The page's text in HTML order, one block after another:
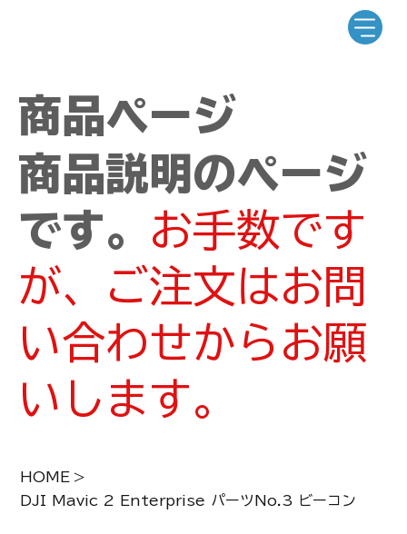
商品ページ
商品説明のページ
です。 お手数です
が、ご注文はお問
い合わせからお願
いします。
HOME >
DJI Mavic 2 Enterprise パーツNo.3 ビーコン